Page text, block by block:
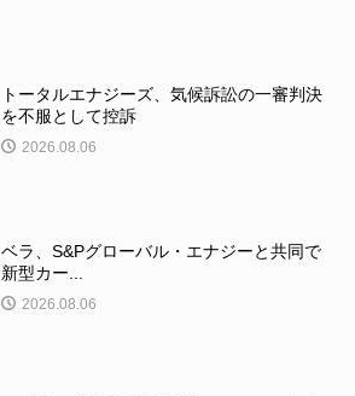
トータルエナジーズ、気候訴訟の一審判決
を不服として控訴
2026.08.06
ベラ、S&Pグローバル・エナジーと共同で
新型カー...
2026.08.06